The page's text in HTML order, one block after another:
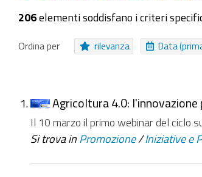
Da ieri Nell'ultima settimana
206 elementi soddisfano i criteri
Ordina per rilevanza Data
Agricoltura 4.0:
Il 10 marzo il primo webinar del ciclo
Si trova in Promozione /Iniziative e